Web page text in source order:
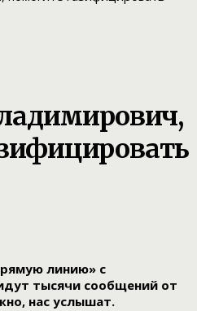
линию» с
тысячи сообщений от
нас услышат.